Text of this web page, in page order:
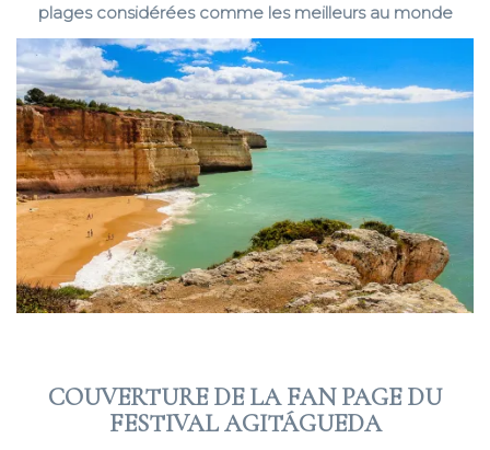
plages considérées comme les meilleurs au monde
COUVERTURE DE LA FAN PAGE DU
FESTIVAL AGITÁGUEDA